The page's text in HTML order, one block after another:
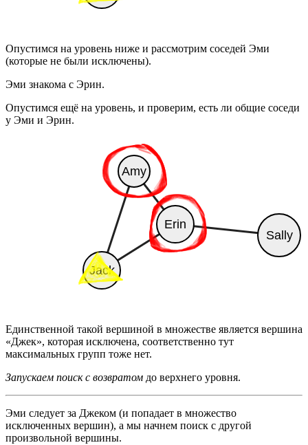
Опустимся на уровень ниже и рассмотрим соседей Эми
(которые не были исключены).
Эми знакома с Эрин.
Опустимся ещё на уровень, и проверим, есть ли общие соседи
у Эми и Эрин.
Единственной такой вершиной в множестве является вершина
«Джек», которая исключена, соответственно тут
максимальных групп тоже нет.
Запускаем поиск с возвратом до верхнего уровня.
Эми следует за Джеком (и попадает в множество
исключенных вершин), а мы начнем поиск с другой
произвольной вершины.